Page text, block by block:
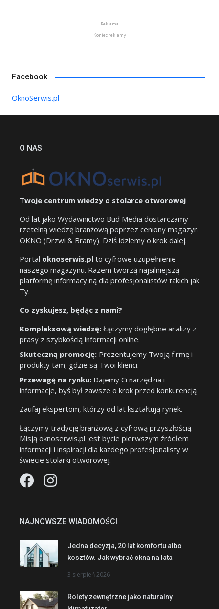
Reklama
Koniec reklamy
Facebook
OknoSerwis.pl
O NAS
Twoje centrum wiedzy o stolarce otworowej
Od lat jako Wydawnictwo Bud Media dostarczamy
rzetelną wiedzę branżową poprzez ceniony magazyn
OKNO (Drzwi & Bramy). Dziś idziemy o krok dalej.
Portal oknoserwis.pl to cyfrowe uzupełnienie
naszego magazynu. Razem tworzą najsilniejszą
platformę informacyjną dla profesjonalistów takich jak
Ty.
Co zyskujesz, będąc z nami?
Kompleksową wiedzę: Łączymy dogłębne analizy z
prasy z szybkością informacji online.
Skuteczną promocję: Prezentujemy Twoją firmę i
produkty tam, gdzie są Twoi klienci.
Przewagę na rynku: Dajemy Ci narzędzia i
informacje, byś był zawsze o krok przed konkurencją.
Zaufaj ekspertom, którzy od lat kształtują rynek.
Łączymy tradycję branżową z cyfrową przyszłością.
Misją oknoserwis.pl jest bycie pierwszym źródłem
informacji i inspiracji dla każdego profesjonalisty w
świecie stolarki otworowej.
NAJNOWSZE WIADOMOŚCI
Jedna decyzja, 20 lat komfortu albo
kosztów. Jak wybrać okna na lata
3 sierpień 2026
Rolety zewnętrzne jako naturalny